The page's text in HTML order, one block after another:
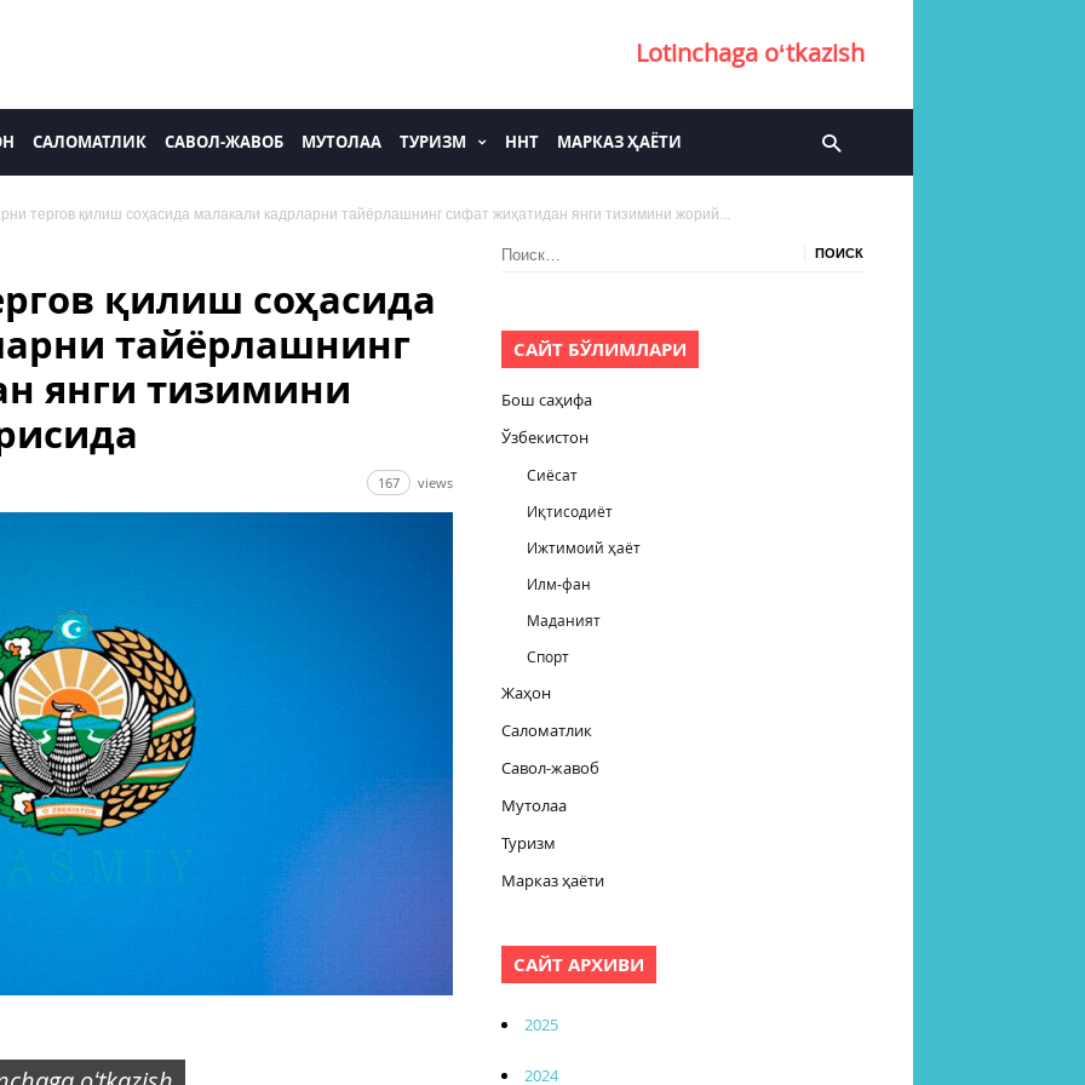
Lotinchaga oʻtkazish
САЛОМАТЛИК САВОЛ-ЖАВОБ МУТОЛАА ТУРИЗМ ННТ МАРКАЗ ҲАЁТИ
тергов қилиш соҳасида малакали кадрларни тайёрлашнинг сифат жиҳатидан янги тизимини жорий...
қилиш соҳасида
тайёрлашнинг
янги тизимини
167 views
Найти:
САЙТ БЎЛИМЛАРИ
Бош саҳифа
Ўзбекистон
Сиёсат
Иқтисодиёт
Ижтимоий ҳаёт
Илм-фан
Маданият
Спорт
Жаҳон
Саломатлик
Савол-жавоб
Мутолаа
Туризм
Марказ ҳаёти
САЙТ АРХИВИ
2025
2024